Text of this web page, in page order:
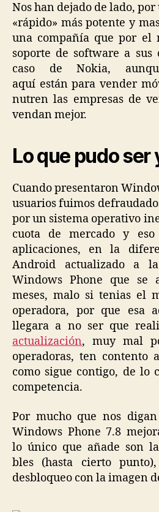
Nos han dejado de lado,
«rápido» más potente y
una compañía que por el
soporte de software a sus
caso de Nokia,
aquí están para vender
nutren las empresas de
vendan mejor.
Lo que pudo ser
Cuando presentaron
usuarios fuimos
por un sistema operativo
cuota de mercado y
aplicaciones, en la
Android actualizado a
Windows Phone que se
meses, malo si tenias el
operadora, por que esa
llegara a no ser que
actualización, muy mal
operadoras, ten contento
como sigue contigo, de lo
competencia.
Por mucho que nos
Windows Phone 7.8
lo único que añade son
bles (hasta cierto
desbloqueo con la imagen